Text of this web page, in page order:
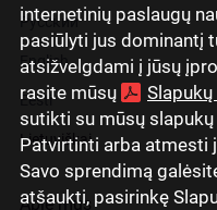
internetinių paslaugų
pasiūlyti jus dominantį
atsižvelgdami į jūsų
rasite mūsų
sutikti su mūsų
Patvirtinti arba atmesti
Savo sprendimą
atšaukti, pasirinkę
Русский
English
Eesti
Lietuviškai
Apie mus